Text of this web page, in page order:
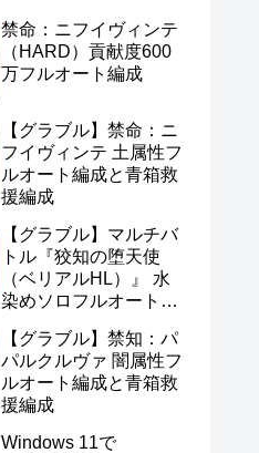
禁命：ニフイヴィンテ
（HARD）貢献度600
万フルオート編成
【グラブル】禁命：ニ
フイヴィンテ 土属性フ
ルオート編成と青箱救
援編成
【グラブル】マルチバ
トル『狡知の堕天使
（ベリアルHL）』 水
染めソロフルオート編
【グラブル】禁知：パ
パルクルヴァ 闇属性フ
ルオート編成と青箱救
援編成
Windows 11で